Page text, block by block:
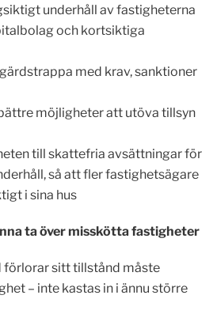
underhåll av fastigheterna
och kortsiktiga
med krav, sanktioner
möjligheter att utöva tillsyn
till skattefria avsättningar för
så att fler fastighetsägare
i sina hus
ta över misskötta fastigheter
förlorar sitt tillstånd måste
– inte kastas in i ännu större